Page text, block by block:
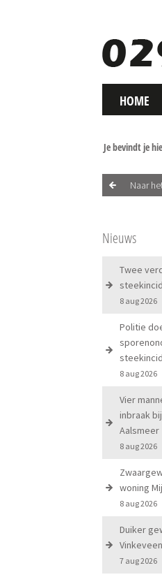
HOME
Je bevindt je
Naar
Nieuws
Twee
8 aug 2026
Politie
8 aug 2026
Vier
inbraak
Aalsmeer
8 aug 2026
woning
8 aug 2026
Duiker
7 aug 2026